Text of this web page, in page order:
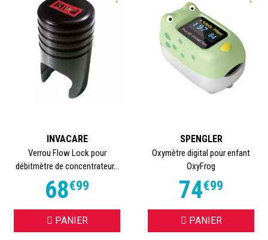
INVACARE
Verrou Flow Lock pour
débitmètre de concentrateur...
68€99
PANIER
SPENGLER
Oxymètre digital pour enfant
OxyFrog
74€99
PANIER